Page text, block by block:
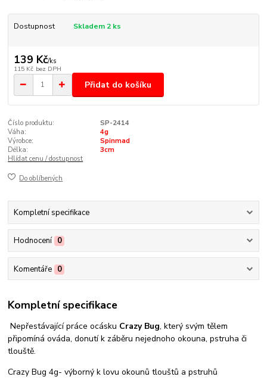
Dostupnost Skladem 2 ks
139 Kč/ks
115 Kč bez DPH
Přidat do košíku
Číslo produktu:
SP-2414
Váha:
4g
Výrobce:
Spinmad
Délka:
3cm
Hlídat cenu / dostupnost
Do oblíbených
Kompletní specifikace
Hodnocení 0
Komentáře 0
Kompletní specifikace
Nepřestávající práce ocásku Crazy Bug, který svým tělem
připomíná ováda, donutí k záběru nejednoho okouna, pstruha či
tlouště.
Crazy Bug 4g- výborný k lovu okounů tlouštů a pstruhů